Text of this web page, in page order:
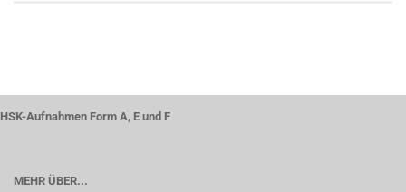
HSK-Aufnahmen Form A, E und F
MEHR ÜBER...